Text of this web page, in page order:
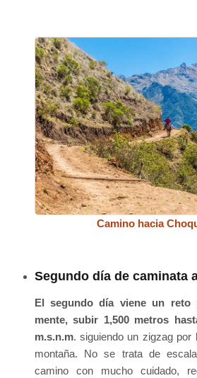
Camino hacia
Segundo día de caminata
El segundo día viene un
mente, subir 1,500 metros
m.s.n.m. siguiendo un zigzag por
montaña. No se trata de
camino con mucho cuidado,